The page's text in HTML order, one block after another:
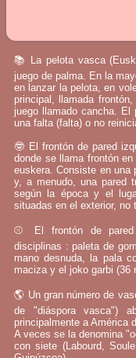
📚 La pelota vasca
juego de palma. En la
en lanzar la pelota, en
principal, llamada
juego llamado cancha. El
una falta (falta) o no
🤓 El frontón de pared
donde se llama frontón
euskera. Consiste en una
y, a menudo, una pared
según la época y el
situadas en el exterior, no
⚾ El frontón de pared
disciplinas : paleta de
mano desnuda, la pala
maciza y el joko garbi (36
🌎 Un gran número de
de "diáspora vasca")
principalmente a América
A veces se la denomina
con siete (Labourd,